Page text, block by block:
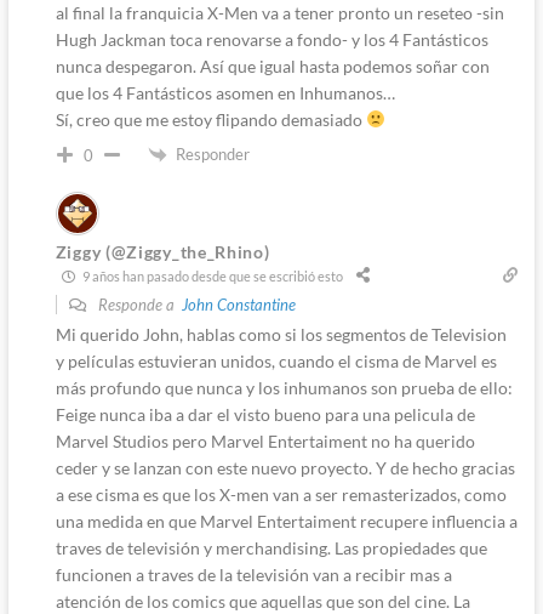
al final la franquicia X-Men va a tener pronto un reseteo -sin
Hugh Jackman toca renovarse a fondo- y los 4 Fantásticos
nunca despegaron. Así que igual hasta podemos soñar con
que los 4 Fantásticos asomen en Inhumanos…
Sí, creo que me estoy flipando demasiado
0 Responder
Ziggy (@Ziggy_the_Rhino)
9 años han pasado desde que se escribió esto
Responde a John Constantine
Mi querido John, hablas como si los segmentos de Television
y películas estuvieran unidos, cuando el cisma de Marvel es
más profundo que nunca y los inhumanos son prueba de ello:
Feige nunca iba a dar el visto bueno para una pelicula de
Marvel Studios pero Marvel Entertaiment no ha querido
ceder y se lanzan con este nuevo proyecto. Y de hecho gracias
a ese cisma es que los X-men van a ser remasterizados, como
una medida en que Marvel Entertaiment recupere influencia a
traves de televisión y merchandising. Las propiedades que
funcionen a traves de la televisión van a recibir mas a
atención de los comics que aquellas que son del cine. La